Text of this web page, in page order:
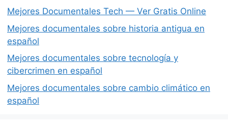
Mejores Documentales Tech — Ver Gratis Online
Mejores documentales sobre historia antigua en
español
Mejores documentales sobre tecnología y
cibercrimen en español
Mejores documentales sobre cambio climático en
español